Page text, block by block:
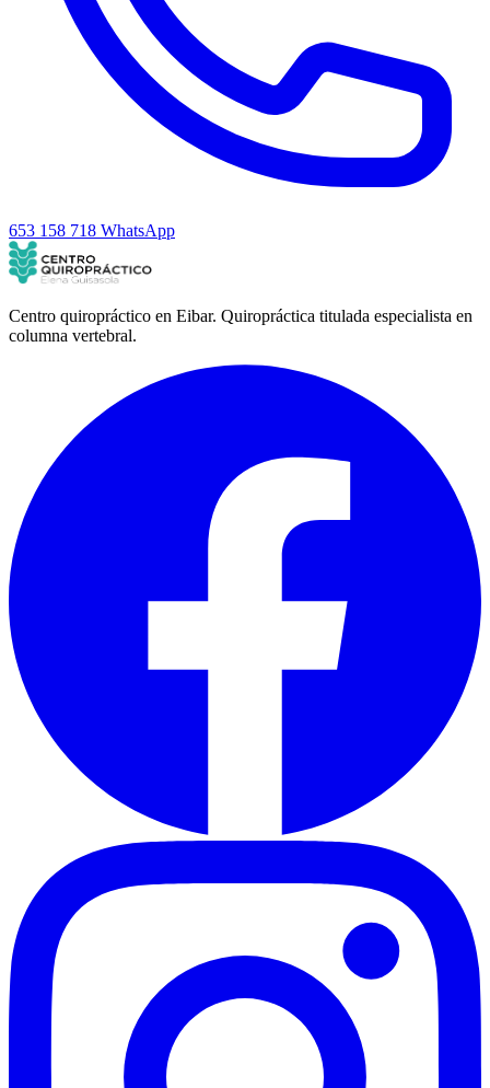
653 158 718 WhatsApp
Centro quiropráctico en Eibar. Quiropráctica titulada especialista en
columna vertebral.